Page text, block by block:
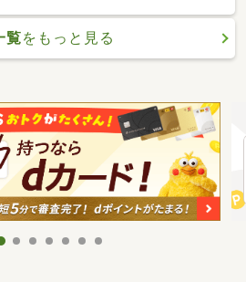
覧をもっと見る